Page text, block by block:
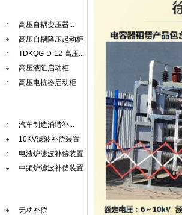
高压自耦变压器...
高压自耦降压起动柜
TDKQG-D-12 高压...
高压液阻启动柜
高压电抗器启动柜
汽车制造消谐补...
10KV滤波补偿装置
电渣炉滤波补偿装置
中频炉滤波补偿装置
无功补偿